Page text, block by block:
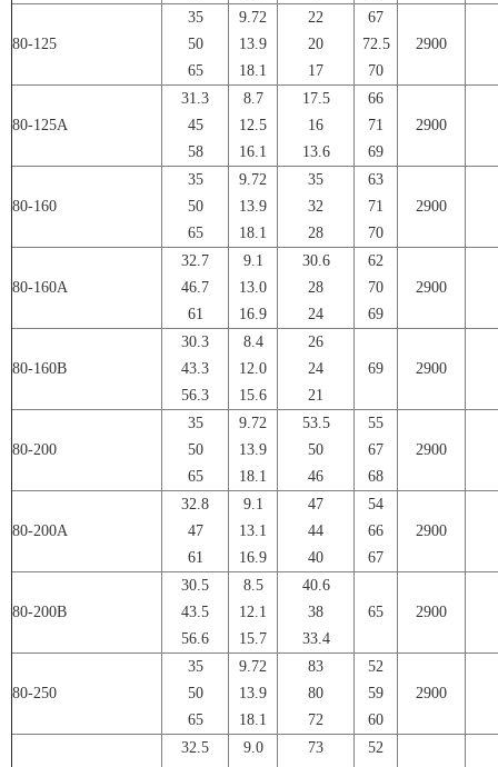
80-125
35
50
65
9.72
13.9
18.1
22
20
17
67
72.5
70
2900
80-125A
31.3
45
58
8.7
12.5
16.1
17.5
16
13.6
66
71
69
2900
80-160
35
50
65
9.72
13.9
18.1
35
32
28
63
71
70
2900
80-160A
32.7
46.7
61
9.1
13.0
16.9
30.6
28
24
62
70
69
2900
80-160B
30.3
43.3
56.3
8.4
12.0
15.6
26
24
21
69 2900
80-200
35
50
65
9.72
13.9
18.1
53.5
50
46
55
67
68
2900
80-200A
32.8
47
61
9.1
13.1
16.9
47
44
40
54
66
67
2900
80-200B
30.5
43.5
56.6
8.5
12.1
15.7
40.6
38
33.4
65 2900
80-250
35
50
65
9.72
13.9
18.1
83
80
72
52
59
60
2900
32.5
9.0
73
52